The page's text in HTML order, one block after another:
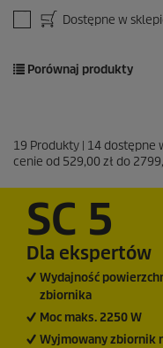
Dostępne w
Porównaj produkty
19 Produkty | 14dostępne
cenie od 529,00 zł do
SC 5
Dla ekspertów
Wydajność
zbiornika
Moc maks. 2250 W
Wyjmowany zbiornik